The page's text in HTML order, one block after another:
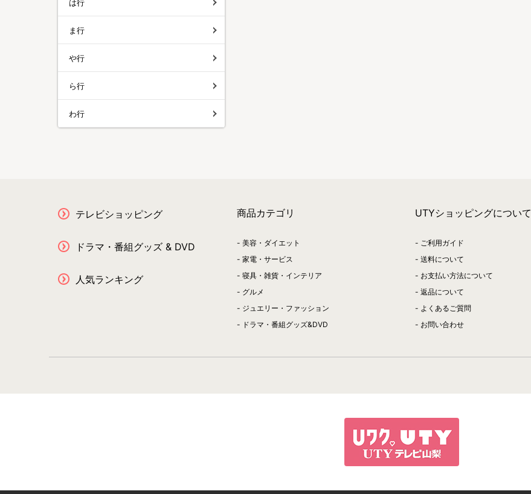
は行
ま行
や行
ら行
わ行
テレビショッピング
ドラマ・番組グッズ & DVD
人気ランキング
商品カテゴリ
美容・ダイエット
家電・サービス
寝具・雑貨・インテリア
グルメ
ジュエリー・ファッション
ドラマ・番組グッズ&DVD
UTYショッピングについて
ご利用ガイド
送料について
お支払い方法について
返品について
よくあるご質問
お問い合わせ